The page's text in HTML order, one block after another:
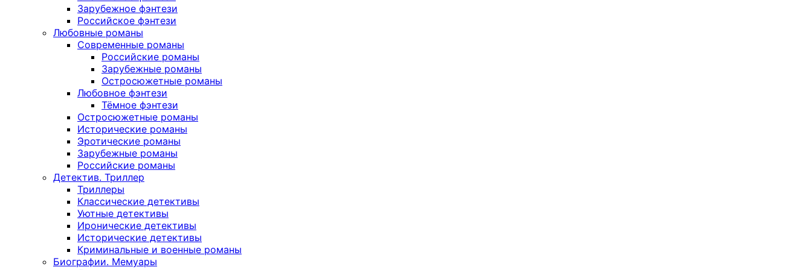
Зарубежное фэнтези
Российское фэнтези
Любовные романы
Современные романы
Российские романы
Зарубежные романы
Остросюжетные романы
Любовное фэнтези
Тёмное фэнтези
Остросюжетные романы
Исторические романы
Эротические романы
Зарубежные романы
Российские романы
Детектив. Триллер
Триллеры
Классические детективы
Уютные детективы
Иронические детективы
Исторические детективы
Криминальные и военные романы
Биографии. Мемуары